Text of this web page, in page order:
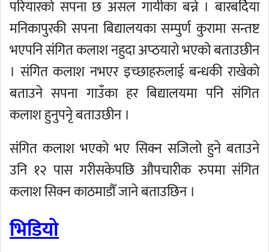
परियारको सपना छ असल गायीका बन्ने । बारबर्दिया
मनिकापुरकी सपना बिद्यालयका सम्पुर्ण कुरामा सन्तष्ट
भएपनि संगित कलाश नहुदा अप्ठयारो भएको बताउछीन
। संगित कलाश नभएर इच्छाहरुलाई बन्धकी राखेको
बताउने सपना गाउँका हर बिद्यालयमा पनि संगित
कलाश हुनुपनेृ बताउछीन ।
संगित कलाश भएको भए सिक्न सजिलो हुने बताउने
उनि १२ पास गरीसकेपछि औपचारीक रुपमा संगित
कलाश सिक्न काठमाडौँ जाने बताउछिन ।
भिडियो